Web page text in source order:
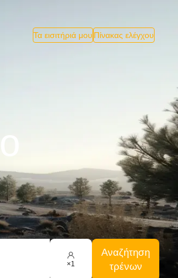
Τα εισιτήριά μου Πίνακας ελέγχου
×1
Αναζήτηση
τρένων